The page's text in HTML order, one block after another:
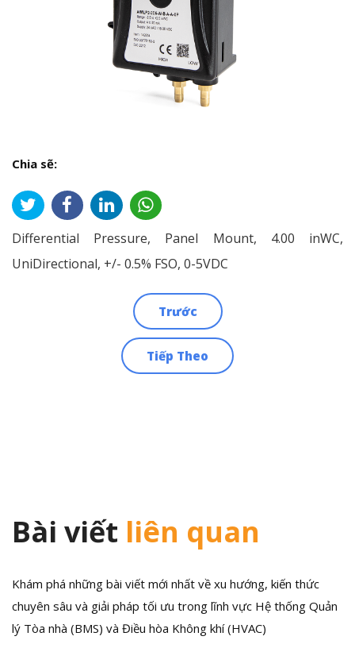
Chia sẽ:
Differential Pressure, Panel Mount, 4.00 inWC,
UniDirectional, +/- 0.5% FSO, 0-5VDC
Trước
Tiếp Theo
Bài viết liên quan
Khám phá những bài viết mới nhất về xu hướng, kiến thức
chuyên sâu và giải pháp tối ưu trong lĩnh vực Hệ thống Quản
lý Tòa nhà (BMS) và Điều hòa Không khí (HVAC)